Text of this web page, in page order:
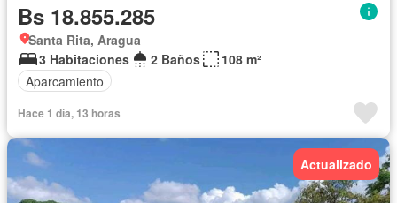
Bs 18.855.285
Santa Rita, Aragua
3 Habitaciones
2 Baños
108 m²
Aparcamiento
Hace 1 día, 13 horas
Actualizado